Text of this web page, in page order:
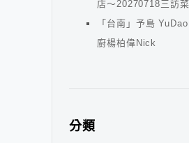
店～20270718三訪
「台南」予島
廚楊柏偉Nick
分類